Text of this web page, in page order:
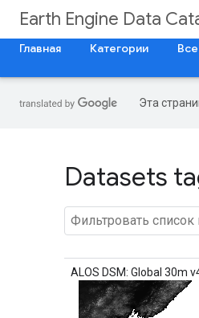
Earth Engine Data
Главная
Категории
Эта
Datasets
ALOS DSM: Global 30m